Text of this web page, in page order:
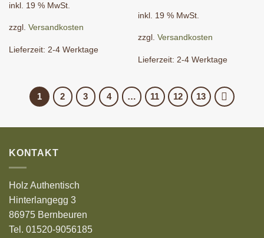
inkl. 19 % MwSt.
zzgl. Versandkosten
Lieferzeit: 2-4 Werktage
inkl. 19 % MwSt.
zzgl. Versandkosten
Lieferzeit: 2-4 Werktage
1 2 3 4 … 11 12 13
KONTAKT
Holz Authentisch
Hinterlangegg 3
86975 Bernbeuren
Tel. 01520-9056185